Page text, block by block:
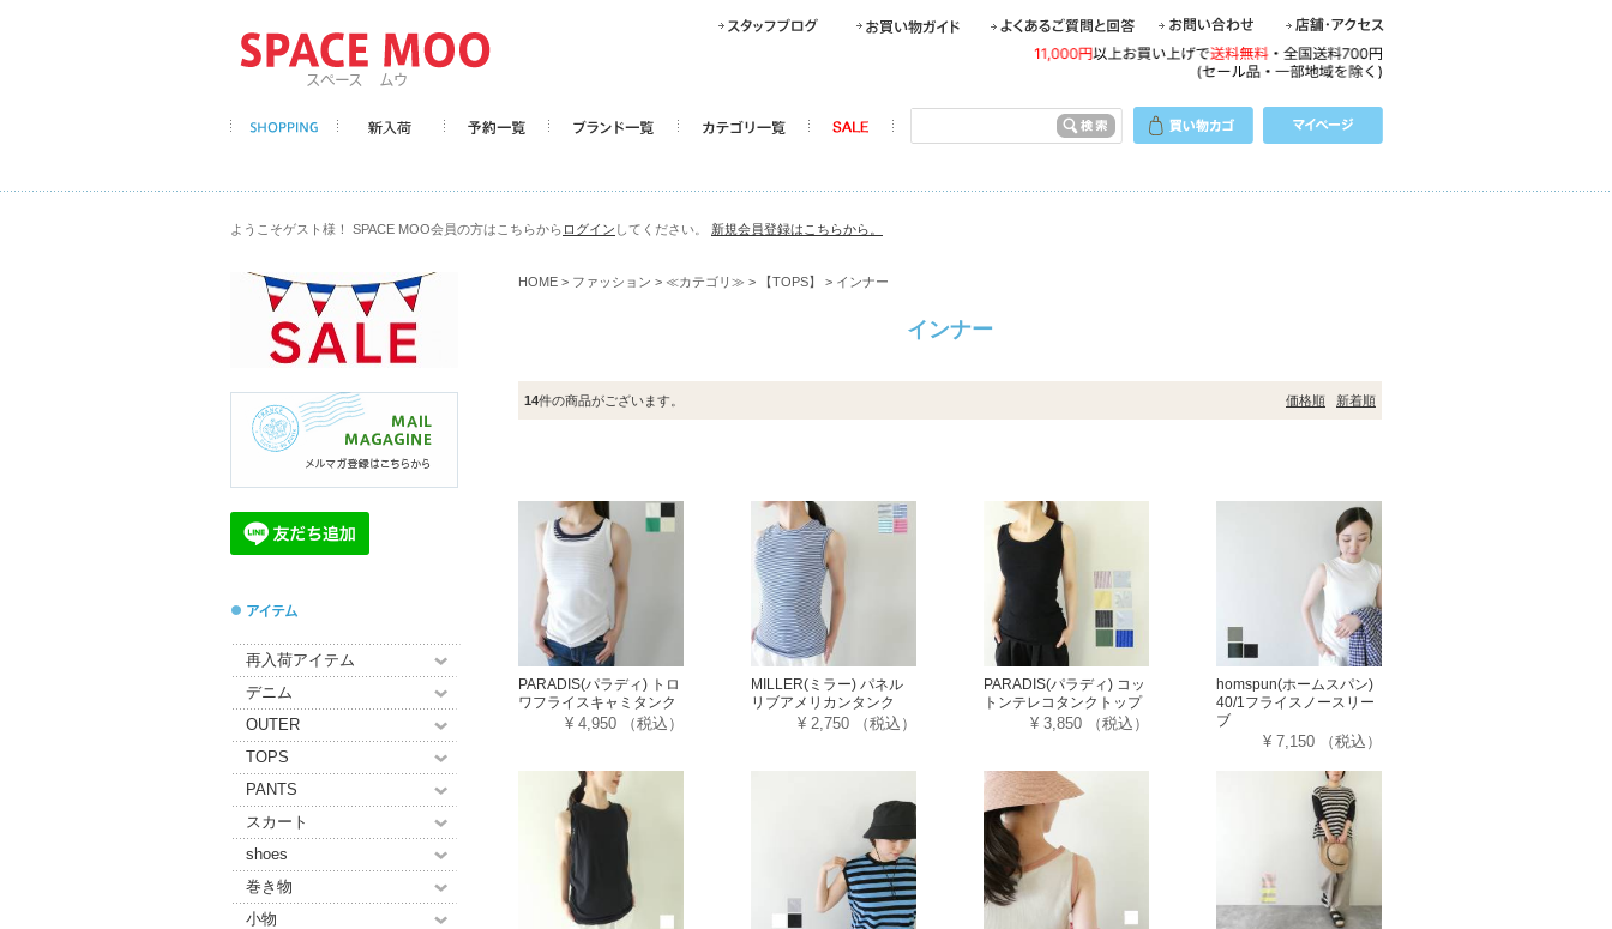
ようこそゲスト様！ SPACE MOO会員の方はこちらから ログイン してください。 新規会員登録はこちらから。
再入荷アイテム
デニム
OUTER
TOPS
PANTS
スカート
shoes
巻き物
小物
HOME > ファッション > ≪カテゴリ≫ > 【TOPS】 > インナー
インナー
14件の商品がございます。 価格順 新着順
PARADIS(パラディ) トロ
ワフライスキャミタンク
¥ 4,950 （税込）
MILLER(ミラー) パネル
リブアメリカンタンク
¥ 2,750 （税込）
PARADIS(パラディ) コッ
トンテレコタンクトップ
¥ 3,850 （税込）
homspun(ホームスパン)
40/1フライスノースリー
ブ
¥ 7,150 （税込）